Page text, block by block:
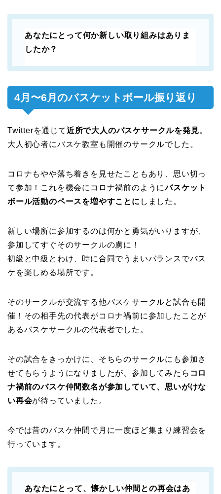
あなたにとって何か新しい取り組みはありま
したか？
4月〜6月のバスケットボール振り返り
Twitterを通じて近所で大人のバスケサークルを発見。
大人初心者にバスケ教室も開催のサークルでした。
コロナもやや落ち着きを見せたこともあり、思い切っ
て参加！これを機会にコロナ禍前のようにバスケット
ボール活動のペースを増やすことに しました。
新しい場所に参加するのは何かと勇気がいりますが、
参加してすぐそのサークルの虜に！
初級と中級とわけ、時に合同でうまいバランスでバス
ケを楽しめる場所です。
そのサークルが交流する他バスケサークルと試合も開
催！その相手先の代表がコロナ禍前に参加したことが
あるバスケサークルの代表者でした。
その試合をきっかけに、そちらのサークルにも参加さ
せてもらうようになりましたが、参加してみたら コロ
ナ禍前のバスケ仲間数名が参加していて、思いがけな
い再会が待っていました。
今では昔のバスケ仲間で月に一度ほど集まり練習会を
行っています。
あなたにとって、懐かしい仲間との再会はあ